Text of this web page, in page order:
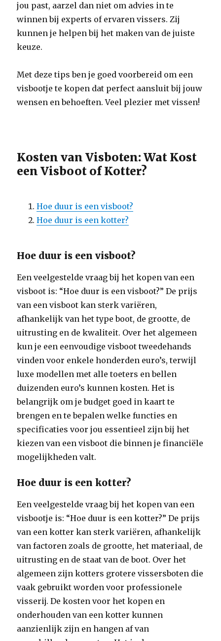
jou past, aarzel dan niet om advies in te
winnen bij experts of ervaren vissers. Zij
kunnen je helpen bij het maken van de juiste
keuze.
Met deze tips ben je goed voorbereid om een
visbootje te kopen dat perfect aansluit bij jouw
wensen en behoeften. Veel plezier met vissen!
Kosten van Visboten: Wat Kost
een Visboot of Kotter?
Hoe duur is een visboot?
Hoe duur is een kotter?
Hoe duur is een visboot?
Een veelgestelde vraag bij het kopen van een
visboot is: “Hoe duur is een visboot?” De prijs
van een visboot kan sterk variëren,
afhankelijk van het type boot, de grootte, de
uitrusting en de kwaliteit. Over het algemeen
kun je een eenvoudige visboot tweedehands
vinden voor enkele honderden euro’s, terwijl
luxe modellen met alle toeters en bellen
duizenden euro’s kunnen kosten. Het is
belangrijk om je budget goed in kaart te
brengen en te bepalen welke functies en
specificaties voor jou essentieel zijn bij het
kiezen van een visboot die binnen je financiële
mogelijkheden valt.
Hoe duur is een kotter?
Een veelgestelde vraag bij het kopen van een
visbootje is: “Hoe duur is een kotter?” De prijs
van een kotter kan sterk variëren, afhankelijk
van factoren zoals de grootte, het materiaal, de
uitrusting en de staat van de boot. Over het
algemeen zijn kotters grotere vissersboten die
vaak gebruikt worden voor professionele
visserij. De kosten voor het kopen en
onderhouden van een kotter kunnen
aanzienlijk zijn en hangen af van